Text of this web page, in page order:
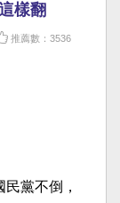
樣翻
推薦數：3536
黨不倒，